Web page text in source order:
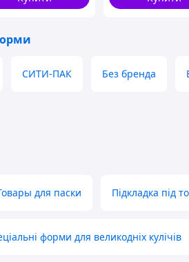
СИТИ-ПАК Без бренда
для паски Підкладка під
форми для великодніх кулічів